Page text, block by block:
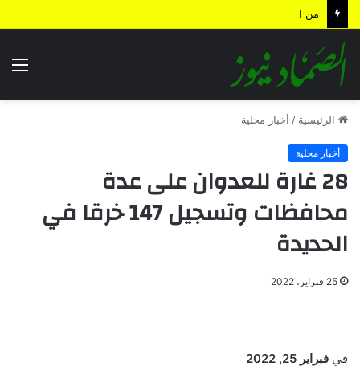
الرئيسية / أخبار محلية
أخبار محلية
28 غارة للعدوان على عدة
محافظات وتسجيل 147 خرقا في
الحديدة
25 فبراير، 2022
في فبراير 25, 2022